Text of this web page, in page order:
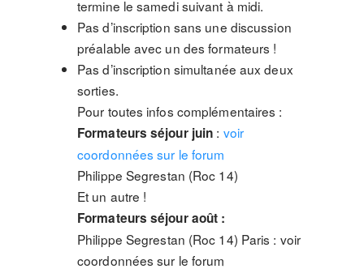
termine le samedi suivant à midi.
Pas d’inscription sans une discussion
préalable avec un des formateurs !
Pas d’inscription simultanée aux deux
sorties.
Pour toutes infos complémentaires :
Formateurs séjour juin : voir
coordonnées sur le forum
Philippe Segrestan (Roc 14)
Et un autre !
Formateurs séjour août :
Philippe Segrestan (Roc 14) Paris : voir
coordonnées sur le forum